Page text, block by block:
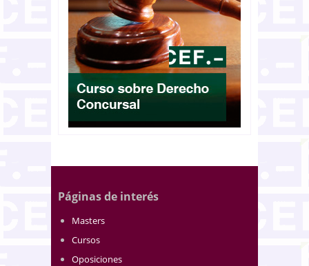
Páginas de interés
Masters
Cursos
Oposiciones